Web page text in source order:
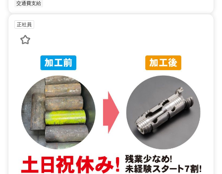
交通費支給
正社員